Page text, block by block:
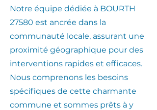
​Notre équipe dédiée à BOURTH
27580 est ancrée dans la
communauté locale, assurant une
proximité géographique pour des
interventions rapides et efficaces.
Nous comprenons les besoins
spécifiques de cette charmante
commune et sommes prêts à y